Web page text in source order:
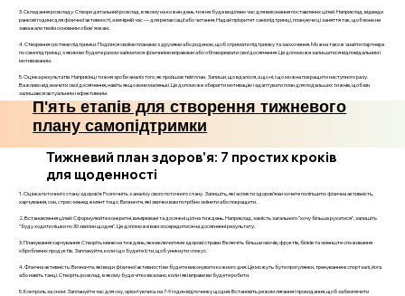
3. Складання розкладу. Створи детальний розклад, в якому на кожен день тижня буде виділено час для виконання поставлених цілей. Наприклад, відведи
ранкові години для фізичної активності, а вечірній час — для релаксації або читання. Надай пріоритет самопідтримці, плануючи ці заняття так, щоб вони не
заважали твоїм основним обов'язкам.
4. Створення системи підтримки. Поділися своїми планами з друзями або родиною, щоб отримати підтримку та заохочення. Можна також знайти партнера
по самопідтримці, з яким ви будете разом займатися фізичними вправами або обговорювати свої досягнення. Це допоможе залишатися відповідальним і
мотивованим.
5. Оцінка результатів. Наприкінці тижня зроби аналіз того, як пройшов твій план. Запиши, що вдалося, а що ні, і що можна покращити наступного разу.
Важливо відзначити свої досягнення, навіть якщо вони маленькі. Це допоможе зберегти мотивацію і адаптувати план для подальших тижнів, щоб він
залишався актуальним і ефективним.
П'ять етапів для створення тижневого
плану самопідтримки
Тижневий план здоров'я: 7 простих кроків
для щоденності
1. Оцінка поточного стану здоров’я: Розпочніть з аналізу свого поточного стану. Запишіть, які аспекти здоров’я ви хочете поліпшити: фізична активність,
харчування, сон, стрес-менеджмент тощо. Визначте, які звички вам потрібно змінити або покращити.
2. Встановлення цілей: Сформулюйте конкретні, вимірювані та досяжні цілі на тиждень. Наприклад, замість загального "хочу більше рухатися", запишіть
"буду ходити пішки по 30 хвилин щодня". Це допоможе вам зосередитися на досягненні результату.
3. Планування харчування: Створіть меню на тиждень, яке включатиме здорові страви. Включіть більше овочів, фруктів, білків та зменште споживання
оброблених продуктів. Заплануйте, коли і що будете їсти, щоб уникнути спокус.
4. Фізична активність: Визначте, які види фізичної активності ви будете виконувати кожного дня. Це можуть бути прогулянки, тренування в спортзалі, йога
або навіть танці. Створіть розклад, в якому буде чітко вказано, коли і які вправи ви будете робити.
5. Контроль за сном: Заплануйте час для сну, орієнтуючись на 7-9 годин відпочинку щодня. Встановіть режим лягання і прокидання, щоб забезпечити